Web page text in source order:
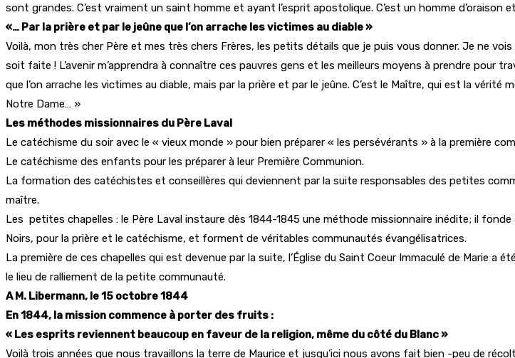
sont grandes. C’est vraiment un saint homme et ayant l’esprit apostolique. C’est un homme d’oraison
«… Par la prière et par le jeûne que l’on arrache les victimes au diable »
Voilà, mon très cher Père et mes très chers Frères, les petits détails que je puis vous donner. Je ne
soit faite ! L’avenir m’apprendra à connaître ces pauvres gens et les meilleurs moyens à prendre pour
que l’on arrache les victimes au diable, mais par la prière et par le jeûne. C’est le Maître, qui est la
Notre Dame… »
Les méthodes missionnaires du Père Laval
Le catéchisme du soir avec le « vieux monde » pour bien préparer « les persévérants » à la première
Le catéchisme des enfants pour les préparer à leur Première Communion.
La formation des catéchistes et conseillères qui deviennent par la suite responsables des petites
maître.
Les petites chapelles : le Père Laval instaure dès 1844-1845 une méthode missionnaire inédite; il
Noirs, pour la prière et le catéchisme, et forment de véritables communautés évangélisatrices.
La première de ces chapelles qui est devenue par la suite, l’Église du Saint Coeur Immaculé de Marie a
le lieu de ralliement de la petite communauté.
A M. Libermann, le 15 octobre 1844
En 1844, la mission commence à porter des fruits :
« Les esprits reviennent beaucoup en faveur de la religion, même du côté du Blanc »
Voilà trois années que nous travaillons la terre de Maurice et jusqu’ici nous avons fait bien -peu de